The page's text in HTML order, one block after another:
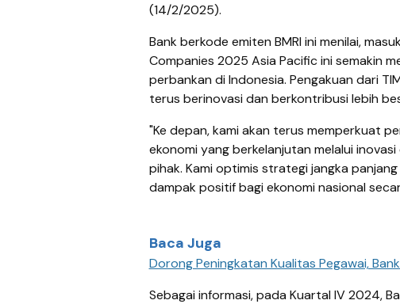
(14/2/2025).
Bank berkode emiten BMRI ini menilai,
Companies 2025 Asia Pacific ini semakin
perbankan di Indonesia. Pengakuan dari
terus berinovasi dan berkontribusi lebih
"Ke depan, kami akan terus memperkuat
ekonomi yang berkelanjutan melalui
pihak. Kami optimis strategi jangka
dampak positif bagi ekonomi nasional
Baca Juga
Dorong Peningkatan Kualitas Pegawai,
Sebagai informasi, pada Kuartal IV 2024,